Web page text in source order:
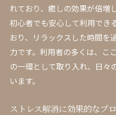
れており、癒しの効果が倍増
初心者でも安心して利用でき
おり、リラックスした時間を
力です。利用者の多くは、こ
の一環として取り入れ、日々
います。
ストレス解消に効果的なプ